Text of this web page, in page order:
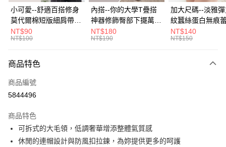
悠遊付
Google Pay
全盈+PAY
大哥付你分期
【大哥付你分期使用說明】
1.本服務由台灣大哥大提供，台灣大哥大用戶可立即使用無須另外申請。
流程，驗證手機門號後，選擇欲分期的期數、繳款截止日，確認付款後即完
成交易。
3.實際核准額度、可分期數及費用金額請依後續交易確認頁面所載為準。
4.訂單成立30分鐘內，如未前往確認交易或遇審核未通過，訂單將自動取
AFTEE先享後付
【關於「AFTEE先享後付」】
AFTEE先享後付是「在收到商品之後才付款」的支付方式。 讓您購物簡單
便利好安心！
１．簡單：不需註冊會員、不需綁卡、不需儲值。
ATM付款
小可愛--舒適百搭修身
莫代爾棉短版細肩帶素
色背心(白.黑.灰L-2L)-
U582眼圈熊中大尺碼
NT$90
NT$100
內搭--你的大學T疊搭
神器修飾臀部下擺萬用
內搭裙/遮臀裙(黑2L-
6L)-Q155眼圈熊中大
NT$180
NT$190
加大尺碼--淡雅
紋蠶絲蛋白無痕
角內褲(白.粉.藍.
3L)-L28眼圈熊中
NT$140
NT$150
商品特色
商品編號
5844496
商品特色
可拆式的大毛領，低調奢華增添整體氣質感
休閒的連帽設計與防風扣拉鍊，為妳提供更多的呵護